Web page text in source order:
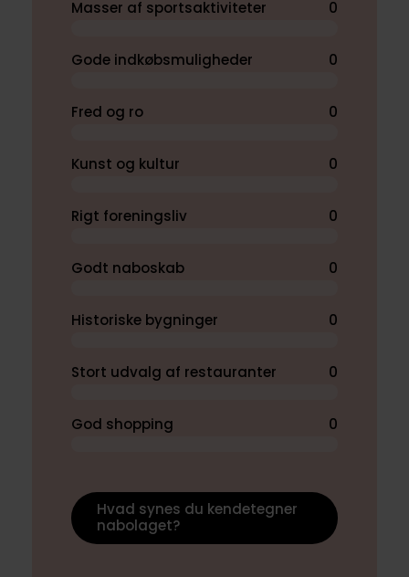
Masser af sportsaktiviteter 0
Gode indkøbsmuligheder 0
Fred og ro 0
Kunst og kultur 0
Rigt foreningsliv 0
Godt naboskab 0
Historiske bygninger 0
Stort udvalg af restauranter 0
God shopping 0
Hvad synes du kendetegner
nabolaget?